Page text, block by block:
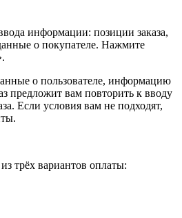
информации: позиции заказа,
о покупателе. Нажмите
о пользователе, информацию
предложит вам повторить к вводу
Если условия вам не подходят,
трёх вариантов оплаты: